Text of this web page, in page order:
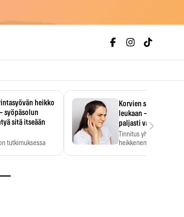
heikko
syöpäsolun
sitä itseään
tutkimuksessa
Korvien soiminen
leukaan – 47 349
paljasti vahvan
Tinnitus yhdistetään
heikkenemiseen.
›